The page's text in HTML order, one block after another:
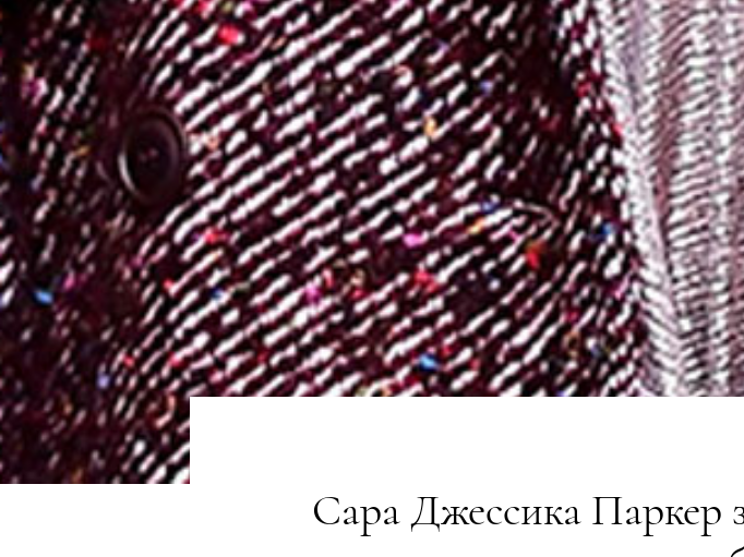
Сара Джессика Паркер